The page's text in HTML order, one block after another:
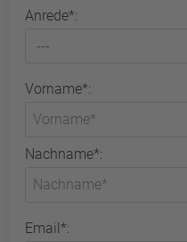
Anrede*:
Vorname*:
Nachname*:
Email*: